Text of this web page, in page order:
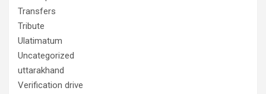
Transfers
Tribute
Ulatimatum
Uncategorized
uttarakhand
Verification drive